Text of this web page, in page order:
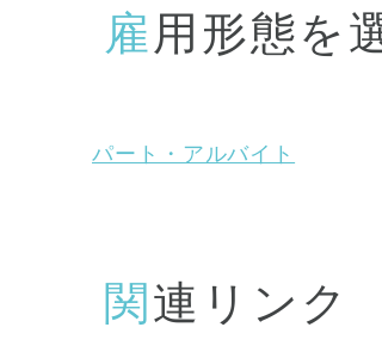
雇用形態
パート・アルバイト
関連リンク